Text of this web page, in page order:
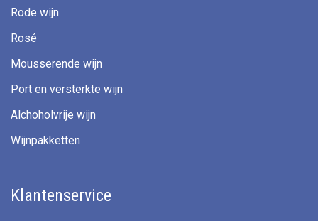
Rode wijn
Rosé
Mousserende wijn
Port en versterkte wijn
Alchoholvrije wijn
Wijnpakketten
Klantenservice